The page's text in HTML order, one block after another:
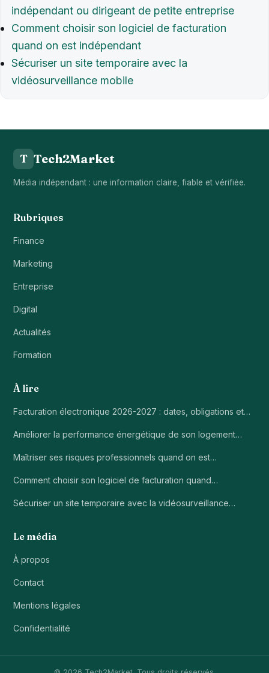
indépendant ou dirigeant de petite entreprise
Comment choisir son logiciel de facturation
quand on est indépendant
Sécuriser un site temporaire avec la
vidéosurveillance mobile
T Tech2Market
Média indépendant : une information claire, fiable et vérifiée.
Rubriques
Finance
Marketing
Entreprise
Digital
Actualités
Formation
À lire
Facturation électronique 2026-2027 : dates, obligations et…
Améliorer la performance énergétique de son logement…
Maîtriser ses risques professionnels quand on est…
Comment choisir son logiciel de facturation quand…
Sécuriser un site temporaire avec la vidéosurveillance…
Le média
À propos
Contact
Mentions légales
Confidentialité